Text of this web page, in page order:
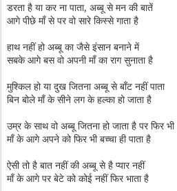
डरता है या कर ना पाता, अब्बू से मन की बातें
आगे पीछे माँ से पर वो सारे किस्से गाता है
हाथ नहीं हो अब्बू का जैसे इंसान बनाने में
सबके आगे बस वो अपनी माँ का राग सुनाता है
मुश्किल हो या दुख जितना अब्बू से बाँट नहीं पाता
बिन बोले माँ के सीने लग के हल्का हो जाता है
उम्र के साथ वो अब्बू जितना हो जाता है पर फिर भी
माँ के आगे अपने को फिर भी बच्चा ही पाता है
ऐसी तो है बात नहीं की अब्बू से है प्यार नहीं
माँ के आगे पर बेटे को कोई नहीं फिर भाता है